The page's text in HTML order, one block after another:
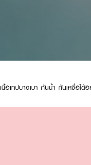
เทปบางเบา กันน้ำ กันเหงื่อได้